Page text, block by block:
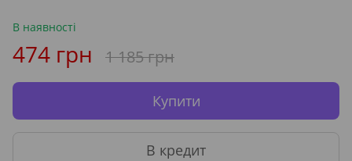
В наявності
474 грн 1 185 грн
Купити
В кредит